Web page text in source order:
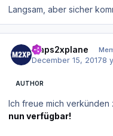
Langsam, aber sicher
maps2xplane
December 15, 20178
AUTHOR
Ich freue mich verkünden
nun verfügbar!